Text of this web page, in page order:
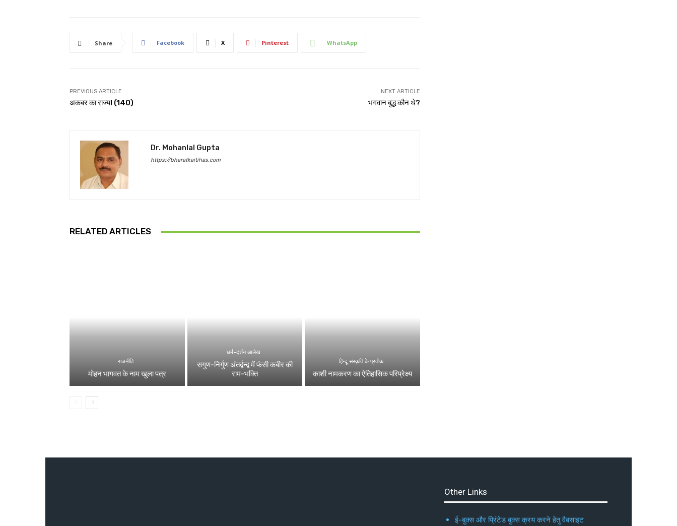
Share Facebook X Pinterest WhatsApp
PREVIOUS ARTICLE
अकबर का राज्य! (140)
NEXT ARTICLE
भगवान बुद्ध कौन थे?
Dr. Mohanlal Gupta
https://bharatkaitihas.com
RELATED ARTICLES
राजनीति
मोहन भागवत के नाम खुला पत्र
धर्म-दर्शन आलेख
सगुण-निर्गुण अंतर्द्वन्द्व में फंसी कबीर की
राम-भक्ति
हिन्दू संस्कृति के प्रतीक
काशी नामकरण का ऐतिहासिक परिप्रेक्ष्य
Other Links
ई-बुक्स और प्रिंटेड बुक्स क्रय करने हेतु वैबसाइट